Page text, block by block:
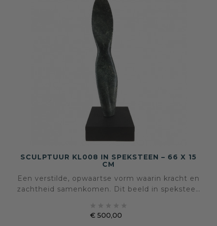
SCULPTUUR KL008 IN SPEKSTEEN – 66 X 15
CM
Een verstilde, opwaartse vorm waarin kracht en
zachtheid samenkomen. Dit beeld in speksteen
versterken.
€ 500,00